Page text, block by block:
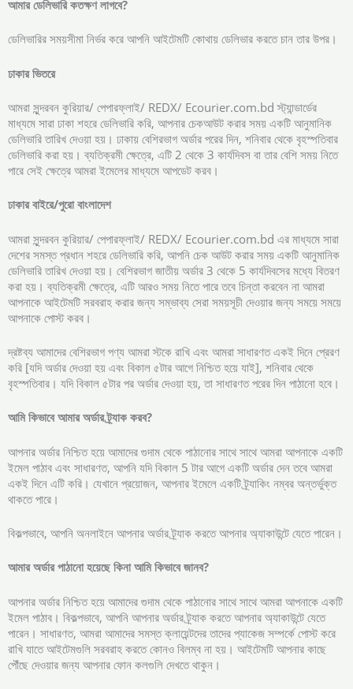
আমারডেলিভারিকতক্ষণলাগবে?
ডেলিভারির সময়সীমা নির্ভর করে আপনি আইটেমটি কোথায় ডেলিভার করতে চান তার উপর।
ঢাকার ভিতরে
আমরা সুন্দরবন কুরিয়ার/ পেপারফ্লাই/ REDX/ Ecourier.com.bd স্ট্যান্ডার্ডের
মাধ্যমে সারা ঢাকা শহরে ডেলিভারি করি, আপনার চেকআউট করার সময় একটি আনুমানিক
ডেলিভারি তারিখ দেওয়া হয়। ঢাকায় বেশিরভাগ অর্ডার পরের দিন, শনিবার থেকে বৃহস্পতিবার
ডেলিভারি করা হয়। ব্যতিক্রমী ক্ষেত্রে, এটি 2 থেকে 3 কার্যদিবস বা তার বেশি সময় নিতে
পারে সেই ক্ষেত্রে আমরা ইমেলের মাধ্যমে আপডেট করব।
ঢাকারবাইরে/পুরোবাংলাদেশ
আমরা সুন্দরবন কুরিয়ার/ পেপারফ্লাই/ REDX/ Ecourier.com.bd এর মাধ্যমে সারা
দেশের সমস্ত প্রধান শহরে ডেলিভারি করি, আপনি চেক আউট করার সময় একটি আনুমানিক
ডেলিভারি তারিখ দেওয়া হয়। বেশিরভাগ জাতীয় অর্ডার 3 থেকে 5 কার্যদিবসের মধ্যে বিতরণ
করা হয়। ব্যতিক্রমী ক্ষেত্রে, এটি আরও সময় নিতে পারে তবে চিন্তা করবেন না আমরা
আপনাকে আইটেমটি সরবরাহ করার জন্য সম্ভাব্য সেরা সময়সূচী দেওয়ার জন্য সময়ে সময়ে
আপনাকে পোস্ট করব।
দ্রষ্টব্য আমাদের বেশিরভাগ পণ্য আমরা স্টকে রাখি এবং আমরা সাধারণত একই দিনে প্রেরণ
করি [যদি অর্ডার দেওয়া হয় এবং বিকাল ৫টার আগে নিশ্চিত হয়ে যাই], শনিবার থেকে
বৃহস্পতিবার। যদি বিকাল ৫টার পর অর্ডার দেওয়া হয়, তা সাধারণত পরের দিন পাঠানো হবে।
আমিকিভাবেআমারঅর্ডারট্র্যাক করব?
আপনার অর্ডার নিশ্চিত হয়ে আমাদের গুদাম থেকে পাঠানোর সাথে সাথে আমরা আপনাকে একটি
ইমেল পাঠাব এবং সাধারণত, আপনি যদি বিকাল 5 টার আগে একটি অর্ডার দেন তবে আমরা
একই দিনে এটি করি। যেখানে প্রয়োজন, আপনার ইমেলে একটি ট্র্যাকিং নম্বর অন্তর্ভুক্ত
থাকতে পারে।
বিকল্পভাবে, আপনি অনলাইনে আপনার অর্ডার ট্র্যাক করতে আপনার অ্যাকাউন্টে যেতে পারেন।
আমারঅর্ডারপাঠানোহয়েছেকিনাআমিকিভাবেজানব?
আপনার অর্ডার নিশ্চিত হয়ে আমাদের গুদাম থেকে পাঠানোর সাথে সাথে আমরা আপনাকে একটি
ইমেল পাঠাব। বিকল্পভাবে, আপনি আপনার অর্ডার ট্র্যাক করতে আপনার অ্যাকাউন্টে যেতে
পারেন। সাধারণত, আমরা আমাদের সমস্ত ক্লায়েন্টদের তাদের প্যাকেজ সম্পর্কে পোস্ট করে
রাখি যাতে আইটেমগুলি সরবরাহ করতে কোনও বিলম্ব না হয়। আইটেমটি আপনার কাছে
পৌঁছে দেওয়ার জন্য আপনার ফোন কলগুলি দেখতে থাকুন।